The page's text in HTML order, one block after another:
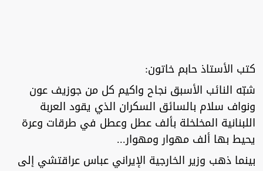
كتب الأستاذ حابم خاتون:
شبّه النائب الأسبق نجاح واكيم كل من جوزيف عون
ونواف سلام بالسائق السكران الذي يقود العربة
اللبنانية المخلخلة بألف عطل وعطل في طرقات وعرة
يحيط بها ألف مهوار ومهوار...
بينما ذهب وزير الخارجية الإيراني عباس عراقتشي إلى